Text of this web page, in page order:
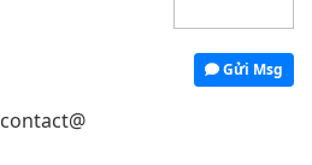
Gửi Msg
contact@